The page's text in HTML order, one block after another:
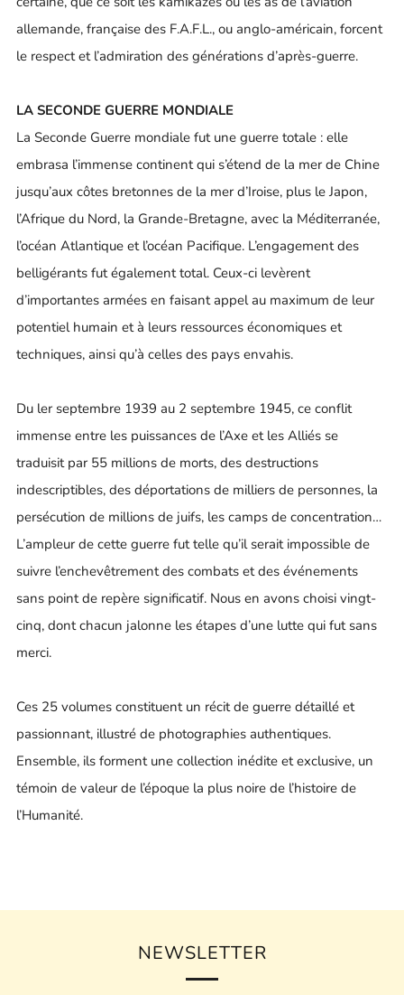
allemande, française des F.A.F.L., ou anglo-américain, forcent
le respect et l’admiration des générations d’après-guerre.
LA SECONDE GUERRE MONDIALE
La Seconde Guerre mondiale fut une guerre totale : elle
embrasa l’immense continent qui s’étend de la mer de Chine
jusqu’aux côtes bretonnes de la mer d’Iroise, plus le Japon,
l’Afrique du Nord, la Grande-Bretagne, avec la Méditerranée,
l’océan Atlantique et l’océan Pacifique. L’engagement des
belligérants fut également total. Ceux-ci levèrent
d’importantes armées en faisant appel au maximum de leur
potentiel humain et à leurs ressources économiques et
techniques, ainsi qu’à celles des pays envahis.
Du ler septembre 1939 au 2 septembre 1945, ce conflit
immense entre les puissances de l’Axe et les Alliés se
traduisit par 55 millions de morts, des destructions
indescriptibles, des déportations de milliers de personnes, la
persécution de millions de juifs, les camps de concentration…
L’ampleur de cette guerre fut telle qu’il serait impossible de
suivre l’enchevêtrement des combats et des événements
sans point de repère significatif. Nous en avons choisi vingt-
cinq, dont chacun jalonne les étapes d’une lutte qui fut sans
merci.
Ces 25 volumes constituent un récit de guerre détaillé et
passionnant, illustré de photographies authentiques.
Ensemble, ils forment une collection inédite et exclusive, un
témoin de valeur de l’époque la plus noire de l’histoire de
l’Humanité.
NEWSLETTER